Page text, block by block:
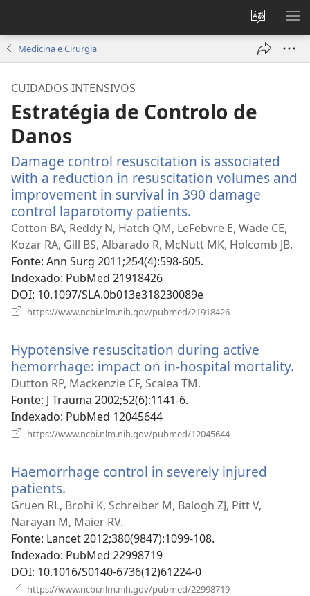
Alterar
a
língua
Medicina e Cirurgia
CUIDADOS INTENSIVOS
Estratégia de Controlo de
Danos
Damage control resuscitation is associated
with a reduction in resuscitation volumes and
improvement in survival in 390 damage
control laparotomy patients.
uma
nova
janela)
Cotton BA, Reddy N, Hatch QM, LeFebvre E, Wade CE,
Kozar RA, Gill BS, Albarado R, McNutt MK, Holcomb JB.
Fonte‎: Ann Surg 2011;254(4):598-605.
Indexado‎: PubMed 21918426
DOI‎: 10.1097/SLA.0b013e318230089e
https://www.ncbi.nlm.nih.gov/pubmed/21918426
janela)
Hypotensive resuscitation during active
hemorrhage: impact on in-hospital mortality.
Dutton RP, Mackenzie CF, Scalea TM.
Fonte‎: J Trauma 2002;52(6):1141-6.
Indexado‎: PubMed 12045644
https://www.ncbi.nlm.nih.gov/pubmed/12045644
janela)
Haemorrhage control in severely injured
patients.
uma
nova
janela)
Gruen RL, Brohi K, Schreiber M, Balogh ZJ, Pitt V,
Narayan M, Maier RV.
Fonte‎: Lancet 2012;380(9847):1099-108.
Indexado‎: PubMed 22998719
DOI‎: 10.1016/S0140-6736(12)61224-0
https://www.ncbi.nlm.nih.gov/pubmed/22998719